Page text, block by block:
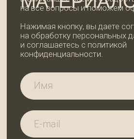
Ленинградская область,
Всеволожский район, дер. Вартемяги,
По будням с 9:00 до 18:00
Субота с 10:00 до 18:00, воскресенье —
выходной
РАБОТЫ
99dosok@mail.ru
ИП Пермякова Татьяна Ивановна
ИНН 780202344935